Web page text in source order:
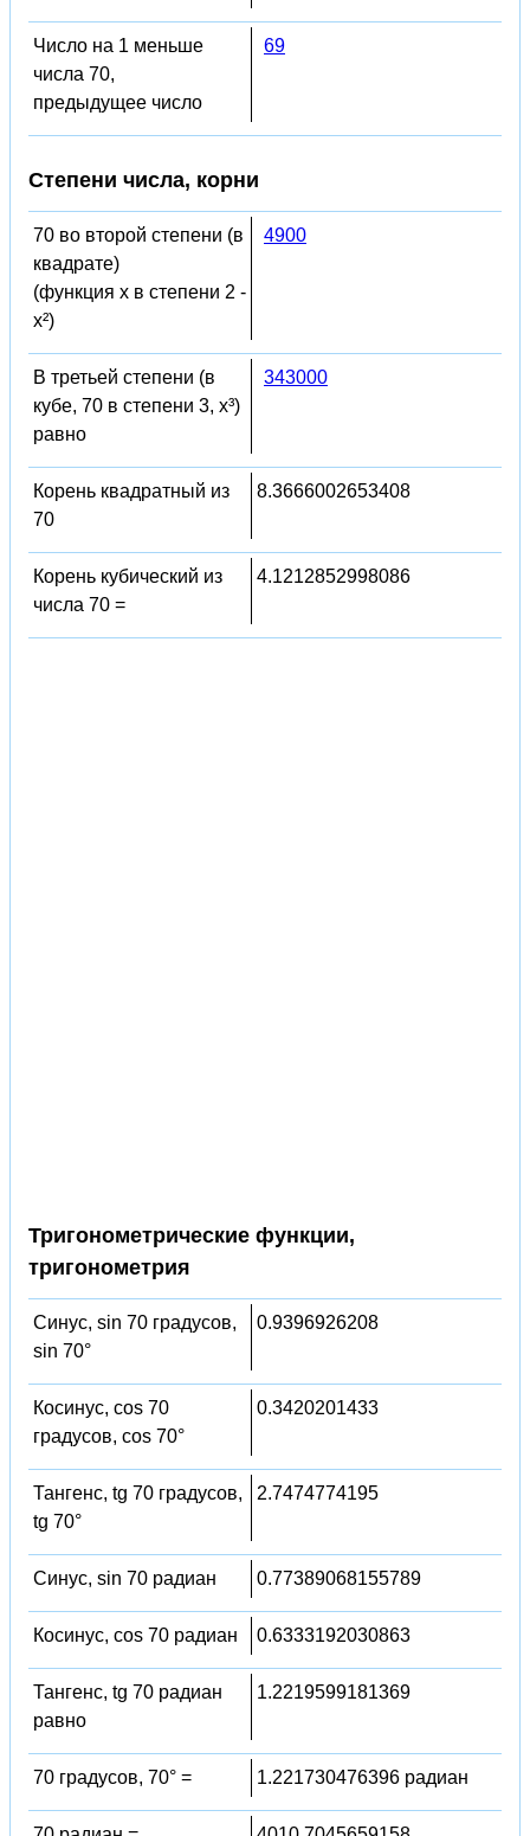
Число на 1 меньше
числа 70,
предыдущее число
69
Степени числа, корни
70 во второй степени (в
квадрате)
(функция x в степени 2 -
x²)
4900
В третьей степени (в
кубе, 70 в степени 3, x³)
равно
343000
Корень квадратный из
70
8.3666002653408
Корень кубический из
числа 70 =
4.1212852998086
Тригонометрические функции,
тригонометрия
Синус, sin 70 градусов,
sin 70°
0.9396926208
Косинус, cos 70
градусов, cos 70°
0.3420201433
Тангенс, tg 70 градусов,
tg 70°
2.7474774195
Синус, sin 70 радиан 0.77389068155789
Косинус, cos 70 радиан 0.6333192030863
Тангенс, tg 70 радиан
равно
1.2219599181369
70 градусов, 70° = 1.221730476396 радиан